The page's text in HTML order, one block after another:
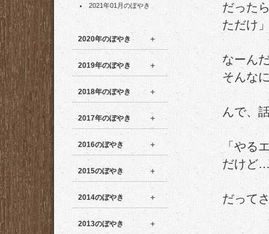
2021年01月のぼやき
2020年のぼやき
2019年のぼやき
2018年のぼやき
2017年のぼやき
2016のぼやき
2015のぼやき
2014のぼやき
2013のぼやき
だった
ただけ
なーん
そんな
んで、
「やる
だけど
だって